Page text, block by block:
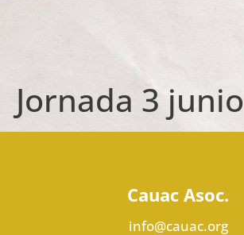
Jornada 3 junio
Cauac Asoc.
info@cauac.org